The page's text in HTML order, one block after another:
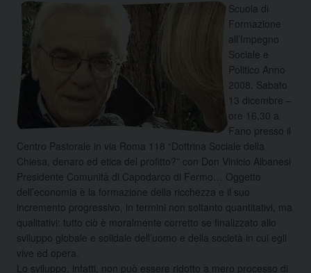
Scuola di
Formazione
all’Impegno
Sociale e
Politico Anno
2008. Sabato
13 dicembre –
ore 16,30 a
Fano presso il
Centro Pastorale in via Roma 118 “Dottrina Sociale della
Chiesa, denaro ed etica del profitto?” con Don Vinicio Albanesi
Presidente Comunità di Capodarco di Fermo…
Oggetto
dell’economia è la formazione della ricchezza e il suo
incremento progressivo, in termini non soltanto quantitativi, ma
qualitativi: tutto ciò è moralmente corretto se finalizzato allo
sviluppo globale e solidale dell’uomo e della società in cui egli
vive ed opera.
Lo sviluppo, infatti, non può essere ridotto a mero processo di